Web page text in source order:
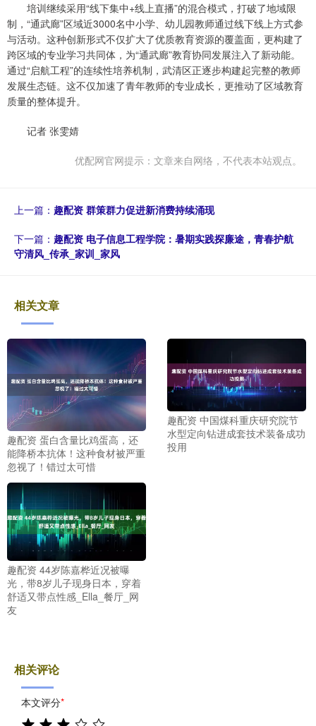
培训继续采用“线下集中+线上直播”的混合模式，打破了地域限
制，“通武廊”区域近3000名中小学、幼儿园教师通过线下线上方式参
与活动。这种创新形式不仅扩大了优质教育资源的覆盖面，更构建了
跨区域的专业学习共同体，为“通武廊”教育协同发展注入了新动能。
通过“启航工程”的连续性培养机制，武清区正逐步构建起完整的教师
发展生态链。这不仅加速了青年教师的专业成长，更推动了区域教育
质量的整体提升。
记者 张雯婧
优配网官网提示：文章来自网络，不代表本站观点。
上一篇： 趣配资 群策群力促进新消费持续涌现
下一篇： 趣配资 电子信息工程学院：暑期实践探廉途，青春护航
守清风_传承_家训_家风
相关文章
趣配资 蛋白含量比鸡蛋高，还
能降桥本抗体！这种食材被严重
忽视了！错过太可惜
趣配资 中国煤科重庆研究院节
水型定向钻进成套技术装备成功
投用
趣配资 44岁陈嘉桦近况被曝
光，带8岁儿子现身日本，穿着
舒适又带点性感_Ella_餐厅_网
友
相关评论
本文评分*